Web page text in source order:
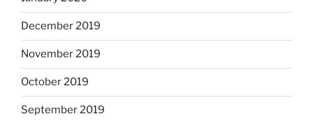
December 2019
November 2019
October 2019
September 2019